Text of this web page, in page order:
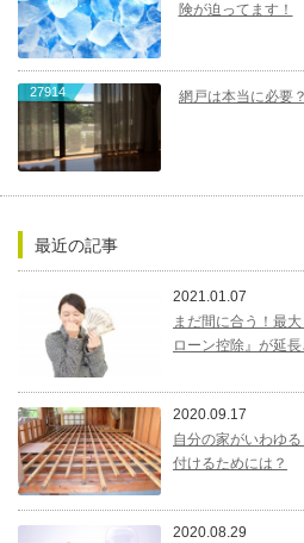
険が迫ってます！
27914 網戸は本当に必要
最近の記事
2021.01.07
まだ間に合う！最
ローン控除』が延長
2020.09.17
自分の家がいわゆ
付けるためには？
2020.08.29